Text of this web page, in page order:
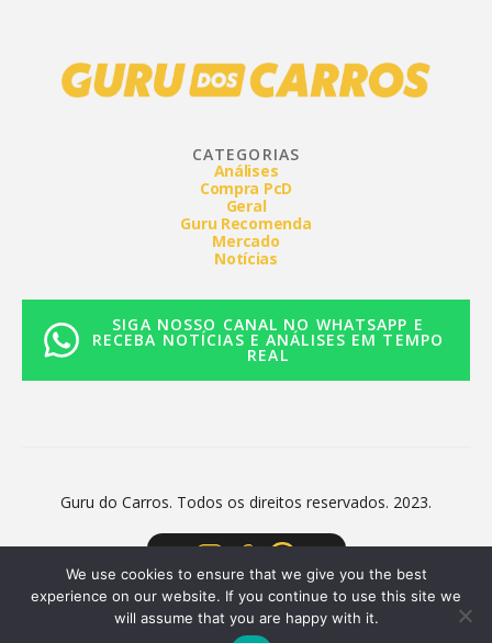
CATEGORIAS
Análises
Compra PcD
Geral
Guru Recomenda
Mercado
Notícias
SIGA NOSSO CANAL NO WHATSAPP E
RECEBA NOTÍCIAS E ANÁLISES EM TEMPO
REAL
Guru do Carros. Todos os direitos reservados. 2023.
We use cookies to ensure that we give you the best
experience on our website. If you continue to use this site we
will assume that you are happy with it.